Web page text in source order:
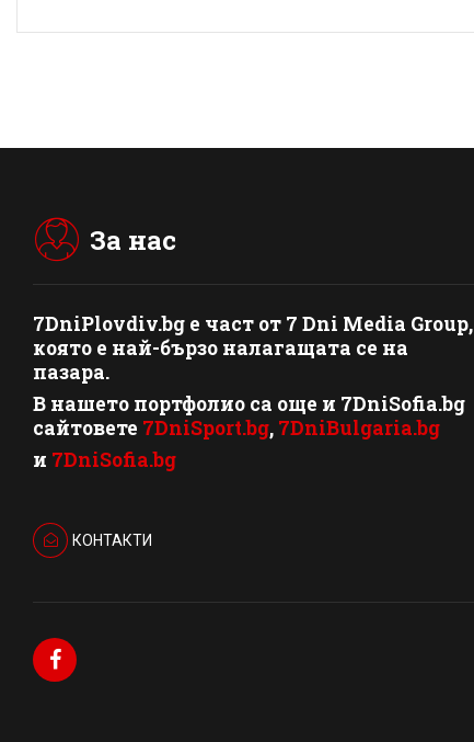
За нас
7DniPlovdiv.bg e част от 7 Dni Media Group,
която е най-бързо налагащата се на
пазара.
В нашето портфолио са още и 7DniSofia.bg
сайтовете 7DniSport.bg, 7DniBulgaria.bg
и 7DniSofia.bg
КОНТАКТИ